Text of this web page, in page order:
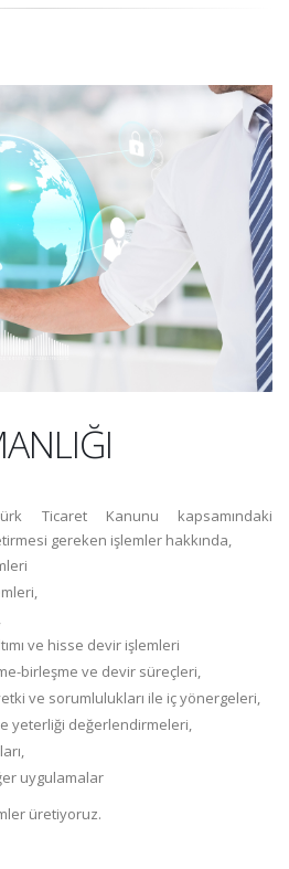
Ticaret Kanunu kapsamındaki
gereken işlemler hakkında,
ve hisse devir işlemleri
birleşme ve devir süreçleri,
ve sorumlulukları ile iç yönergeleri,
yeterliği değerlendirmeleri,
uygulamalar
üretiyoruz.